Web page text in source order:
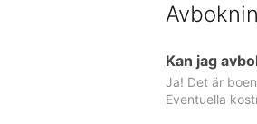
Kan jag
Ja! Det är
Eventuella